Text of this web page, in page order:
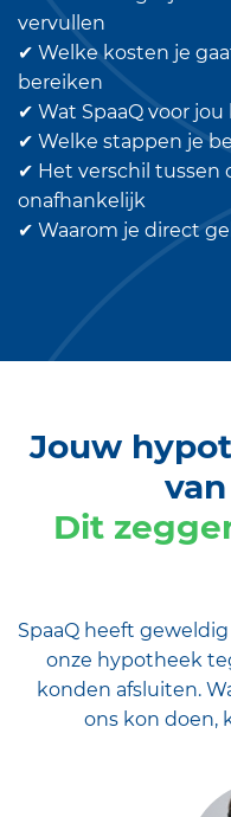
vervullen
✔ Welke kosten je
bereiken
​✔ Wat SpaaQ voor
✔ Welke stappen je
✔ Het verschil tussen
onafhankelijk
✔ Waarom je direct
Jouw
Dit
SpaaQ heeft
onze hypotheek
konden afsluiten.
ons kon doen,